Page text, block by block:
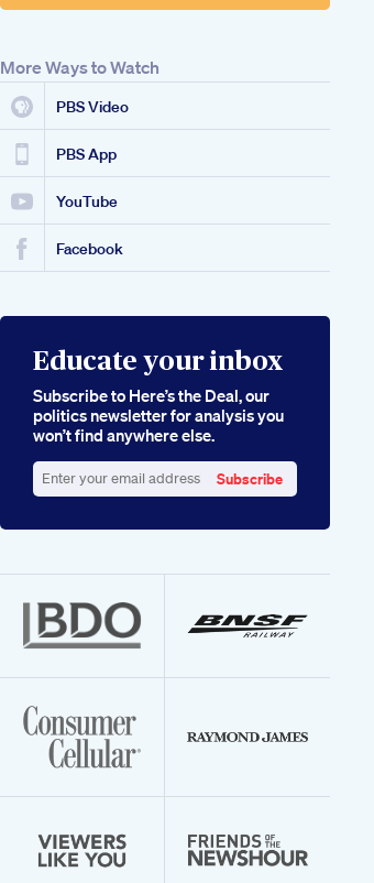
More Ways to Watch
PBS Video
PBS App
YouTube
Facebook
Educate your inbox
Subscribe to Here’s the Deal, our
politics newsletter for analysis you
won’t find anywhere else.
your
Subscribe